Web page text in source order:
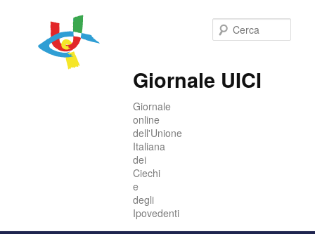
Giornale UICI
Giornale
online
dell'Unione
Italiana
dei
Ciechi
e
degli
Ipovedenti